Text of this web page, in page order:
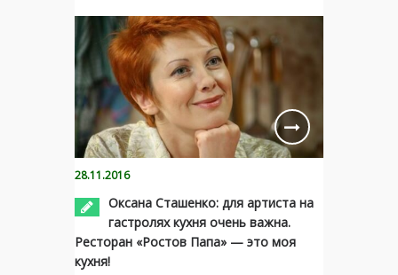
28.11.2016
Оксана Сташенко: для артиста на
гастролях кухня очень важна.
Ресторан «Ростов Папа» — это моя
кухня!